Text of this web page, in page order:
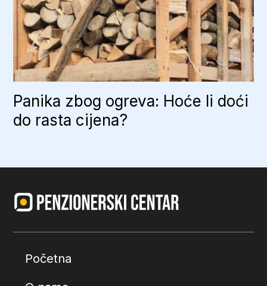
Panika zbog ogreva: Hoće li doći
do rasta cijena?
Početna